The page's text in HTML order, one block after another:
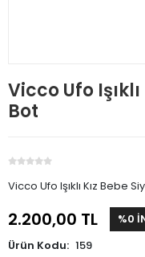
Vicco Ufo
Bot
Vicco Ufo Işıklı Kız Bebe
2.200,00 TL
%0
Ürün Kodu: 159